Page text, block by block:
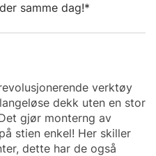
samme dag!*
verktøy
dekk uten en stor
gjør monterng av
stien enkel! Her skiller
dette har de også